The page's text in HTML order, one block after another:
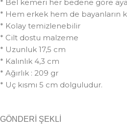
* Bel kemeri her bedene göre
* Hem erkek hem de bayanların
* Kolay temizlenebilir
* Cilt dostu malzeme
* Uzunluk 17,5 cm
* Kalınlık 4,3 cm
* Ağırlık : 209 gr
* Uç kısmı 5 cm dolguludur.
GÖNDERİ ŞEKLİ